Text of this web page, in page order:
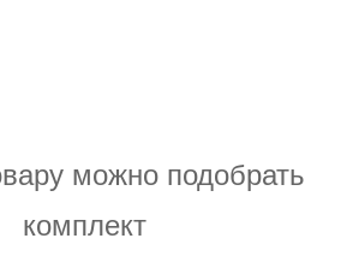
можно подобрать
комплект